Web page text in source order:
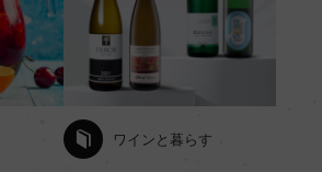
ワインと暮らす